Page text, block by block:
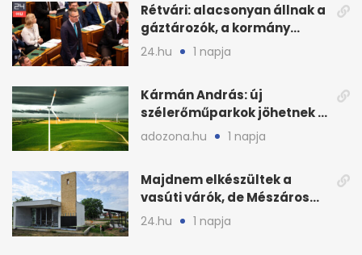
Rétvári: alacsonyan állnak a
gáztározók, a kormány
válságról válságra jut
24.hu 1 napja
Kármán András: új
szélerőműparkok jöhetnek a
kormányülés döntése
adozona.hu 1 napja
Majdnem elkészültek a
vasúti várók, de Mészáros
bizalmasa leromboltatja
24.hu 1 napja